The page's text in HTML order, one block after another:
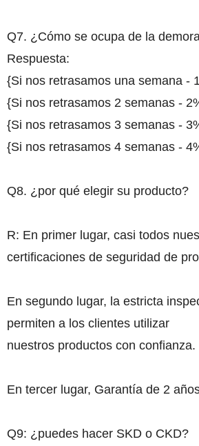
Q7. ¿Cómo se ocupa de la
Respuesta:
{Si nos retrasamos una
{Si nos retrasamos 2
{Si nos retrasamos 3 semanas -
{Si nos retrasamos 4 semanas -
Q8. ¿por qué elegir su producto?
R: En primer lugar, casi todos
certificaciones de seguridad de
En segundo lugar, la estricta
permiten a los clientes utilizar
nuestros productos con confianza.
En tercer lugar, Garantía de 2
Q9: ¿puedes hacer SKD o CKD?